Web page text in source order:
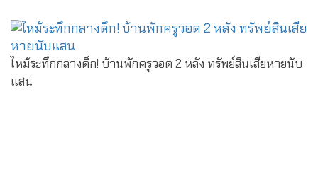
ไหม้ระทึกกลางดึก! บ้านพักครูวอด 2 หลัง ทรัพย์สินเสียหายนับ
แสน